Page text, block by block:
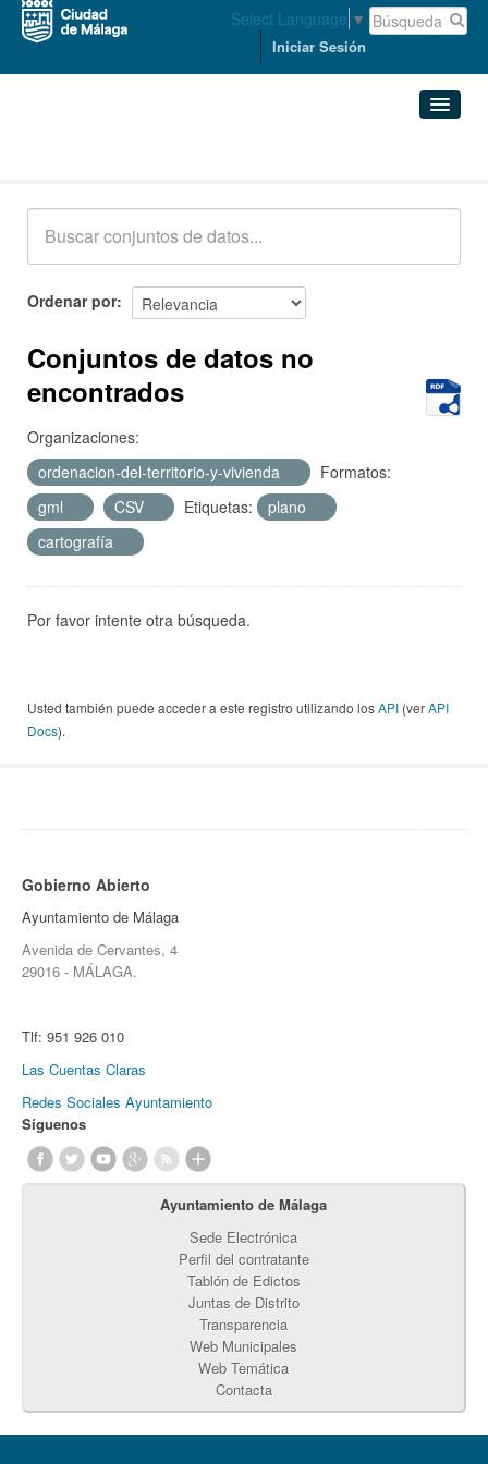
Select Language ▼
Iniciar Sesión
Acerca de
Ordenar por
Conjuntos de datos no
encontrados
Organizaciones:
ordenacion-del-territorio-y-vivienda
Formatos:
gml
CSV Etiquetas:
plano
cartografía
Por favor intente otra búsqueda.
Usted también puede acceder a este registro utilizando losAPI (verAPI
Docs).
Gobierno Abierto
Ayuntamiento de Málaga
Avenida de Cervantes, 4
29016 - MÁLAGA.
Tlf: 951 926 010
Las Cuentas Claras
Redes Sociales Ayuntamiento
Síguenos
Ayuntamiento de Málaga
Sede Electrónica
Perfil del contratante
Tablón de Edictos
Juntas de Distrito
Transparencia
Web Municipales
Web Temática
Contacta